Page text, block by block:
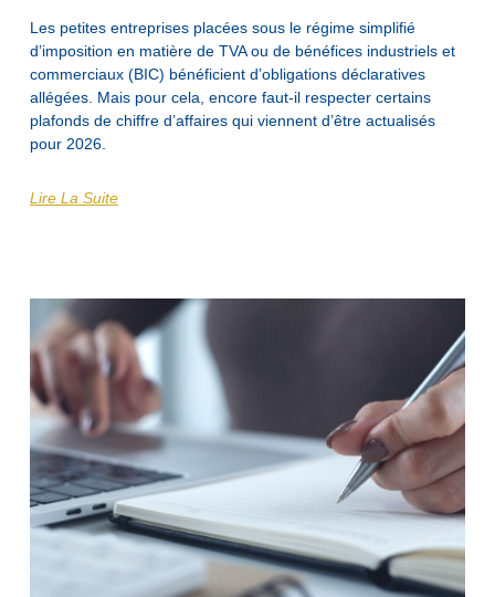
Les petites entreprises placées sous le régime simplifié
d’imposition en matière de TVA ou de bénéfices industriels et
commerciaux (BIC) bénéficient d’obligations déclaratives
allégées. Mais pour cela, encore faut-il respecter certains
plafonds de chiffre d’affaires qui viennent d’être actualisés
pour 2026.
Lire La Suite